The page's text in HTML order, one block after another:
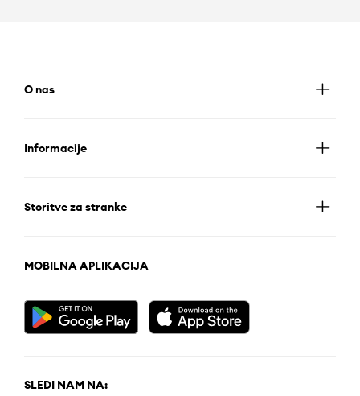
O nas
Informacije
Storitve za stranke
MOBILNA APLIKACIJA
SLEDI NAM NA: